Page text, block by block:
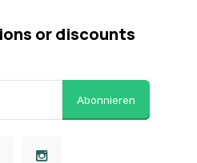
or discounts
Abonnieren